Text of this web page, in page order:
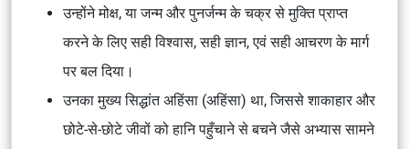
उन्होंने मोक्ष, या जन्म और पुनर्जन्म के चक्र से मुक्ति प्राप्त
करने के लिए सही विश्वास, सही ज्ञान, एवं सही आचरण के मार्ग
पर बल दिया।
उनका मुख्य सिद्धांत अहिंसा (अहिंसा) था, जिससे शाकाहार और
छोटे-से-छोटे जीवों को हानि पहुँचाने से बचने जैसे अभ्यास सामने